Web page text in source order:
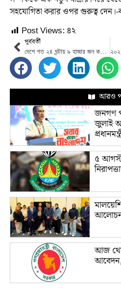
সহযোগিতা করার ওপর গুরুত্ব দেন।-
Post Views: ৪২
পূর্ববর্তী
আরও
জনগণ
জুলাই
৫
আজ